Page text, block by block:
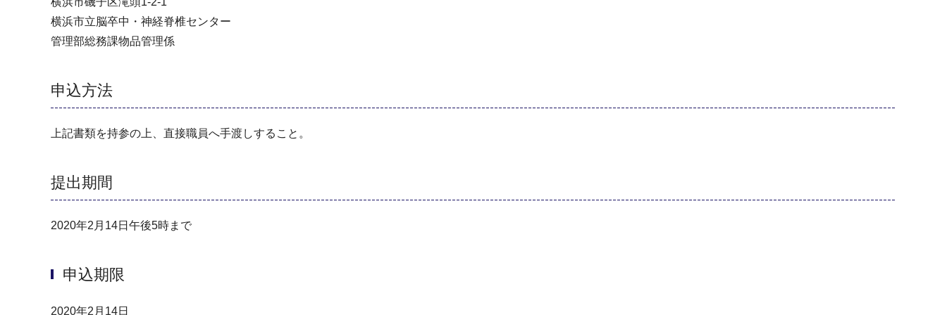
横浜市立脳卒中・神経脊椎センター
管理部総務課物品管理係
申込方法
上記書類を持参の上、直接職員へ手渡しすること。
提出期間
2020年2月14日午後5時まで
申込期限
2020年2月14日